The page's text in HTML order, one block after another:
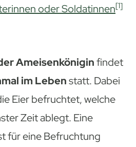
oder Soldatinnen[1]
Ameisenköniginfindet
im Lebenstatt. Dabei
Eier befruchtet, welche
Zeit ablegt. Eine
für eine Befruchtung